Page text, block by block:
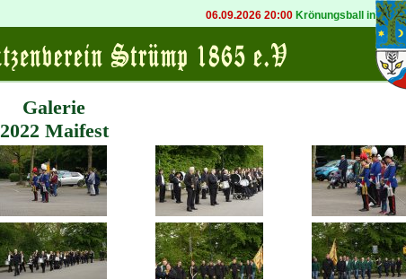
06.09.2026 20:00 Krönungsball in Bösinghoven
Galerie
2022 Maifest